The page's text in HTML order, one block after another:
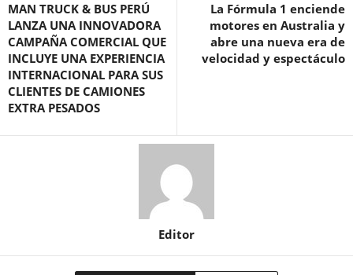
MAN TRUCK & BUS PERÚ
LANZA UNA INNOVADORA
CAMPAÑA COMERCIAL QUE
INCLUYE UNA EXPERIENCIA
INTERNACIONAL PARA SUS
CLIENTES DE CAMIONES
EXTRA PESADOS
La Fórmula 1 enciende
motores en Australia y
abre una nueva era de
velocidad y espectáculo
Editor